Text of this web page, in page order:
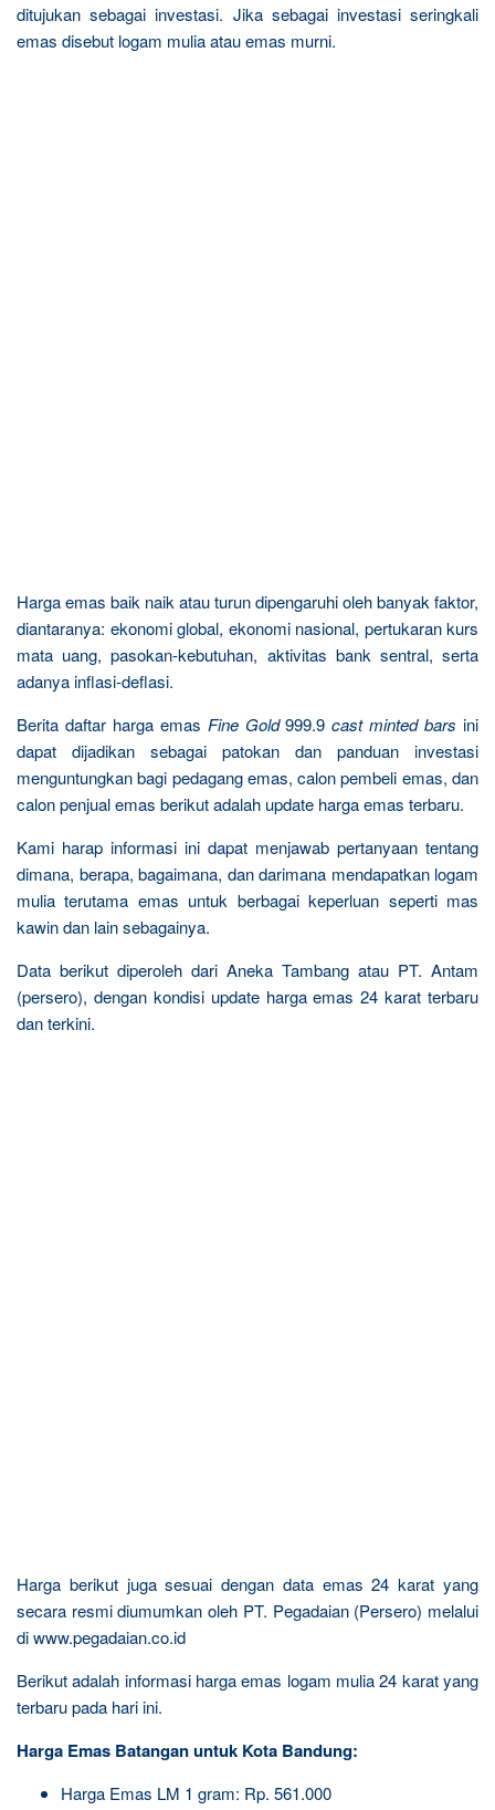
ditujukan sebagai investasi. Jika sebagai investasi seringkali
emas disebut logam mulia atau emas murni.
Harga emas baik naik atau turun dipengaruhi oleh banyak faktor,
diantaranya: ekonomi global, ekonomi nasional, pertukaran kurs
mata uang, pasokan-kebutuhan, aktivitas bank sentral, serta
adanya inflasi-deflasi.
Berita daftar harga emas Fine Gold999.9cast minted barsini
dapat dijadikan sebagai patokan dan panduan investasi
menguntungkan bagi pedagang emas, calon pembeli emas, dan
calon penjual emas berikut adalah update harga emas terbaru.
Kami harap informasi ini dapat menjawab pertanyaan tentang
dimana, berapa, bagaimana, dan darimana mendapatkan logam
mulia terutama emas untuk berbagai keperluan seperti mas
kawin dan lain sebagainya.
Data berikut diperoleh dari Aneka Tambang atau PT. Antam
(persero), dengan kondisi update harga emas 24 karat terbaru
dan terkini.
Harga berikut juga sesuai dengan data emas 24 karat yang
secara resmi diumumkan oleh PT. Pegadaian (Persero) melalui
di www.pegadaian.co.id
Berikut adalah informasi harga emas logam mulia 24 karat yang
terbaru pada hari ini.
Harga Emas Batangan untuk Kota Bandung:
Harga Emas LM 1 gram: Rp. 561.000